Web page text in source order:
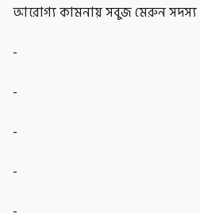
আরোগ্য কামনায় সবুজ মেরুন সদস্য
-
-
-
-